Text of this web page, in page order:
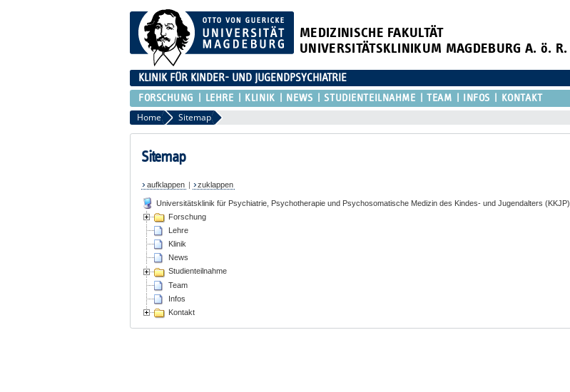
MEDIZINISCHE FAKULTÄT
UNIVERSITÄTSKLINIKUM MAGDEBURG A. ö. R.
KLINIK FÜR KINDER- UND JUGENDPSYCHIATRIE
FORSCHUNG LEHRE KLINIK NEWS STUDIENTEILNAHME TEAM INFOS KONTAKT
Home Sitemap
Sitemap
aufklappen | zuklappen
Universitätsklinik für Psychiatrie, Psychotherapie und Psychosomatische Medizin des Kindes- und Jugendalters (KKJP)
Forschung
Lehre
Klinik
News
Studienteilnahme
Team
Infos
Kontakt